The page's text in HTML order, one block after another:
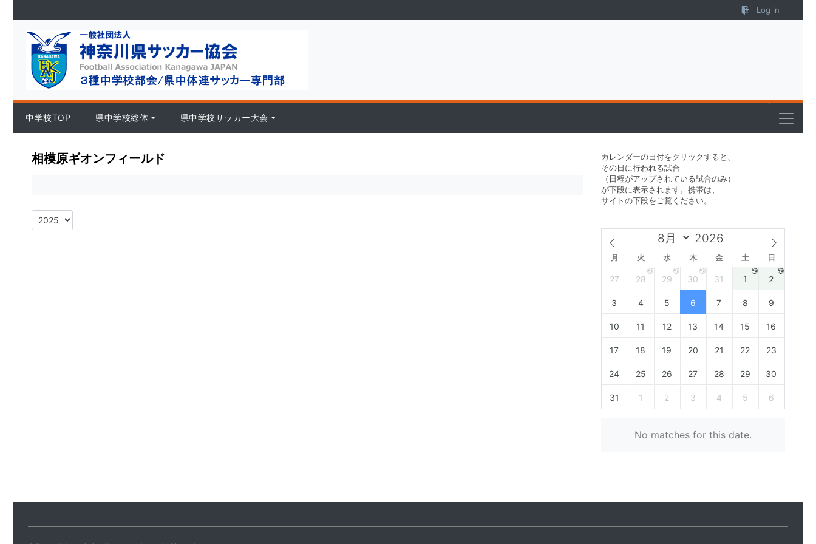
Log in
中学校TOP 県中学校総体 県中学校サッカー大会
相模原ギオンフィールド
カレンダーの日付をクリックすると、
その日に行われる試合
（日程がアップされている試合のみ）
が下段に表示されます。携帯は、
サイトの下段をご覧ください。
月 火 水 木 金 土 日
27 28 29 30 31 1 2
3 4 5 6 7 8 9
10 11 12 13 14 15 16
17 18 19 20 21 22 23
24 25 26 27 28 29 30
31 1 2 3 4 5 6
No matches for this date.